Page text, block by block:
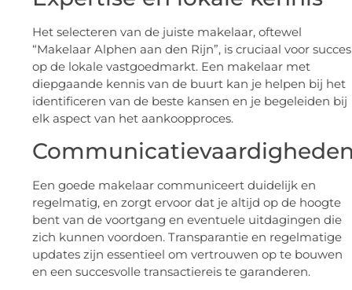
Het selecteren van de juiste makelaar, oftewel
“Makelaar Alphen aan den Rijn”, is cruciaal voor succes
op de lokale vastgoedmarkt. Een makelaar met
diepgaande kennis van de buurt kan je helpen bij het
identificeren van de beste kansen en je begeleiden bij
elk aspect van het aankoopproces.
Een goede makelaar communiceert duidelijk en
regelmatig, en zorgt ervoor dat je altijd op de hoogte
bent van de voortgang en eventuele uitdagingen die
zich kunnen voordoen. Transparantie en regelmatige
updates zijn essentieel om vertrouwen op te bouwen
en een succesvolle transactiereis te garanderen.